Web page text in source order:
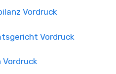
Vordruck
Vordruck
Vordruck